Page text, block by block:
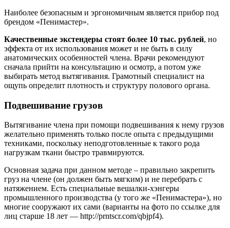
Наиболее безопасным и эргономичным является прибор под
брендом «Пенимастер».
Качественные экстендеры стоят более 10 тыс. рублей, но
эффекта от их использования может и не быть в силу
анатомических особенностей члена. Врачи рекомендуют
сначала прийти на консультацию и осмотр, а потом уже
выбирать метод вытягивания. Грамотный специалист на
ощупь определит плотность и структуру полового органа.
Подвешивание грузов
Вытягивание члена при помощи подвешивания к нему грузов
желательно применять только после опыта с предыдущими
техниками, поскольку неподготовленные к такого рода
нагрузкам ткани быстро травмируются.
Основная задача при данном методе – правильно закрепить
груз на члене (он должен быть мягким) и не перебрать с
натяжением. Есть специальные вешалки-хэнгеры
промышленного производства (у того же «Пенимастера»), но
многие сооружают их сами (варианты на фото по ссылке для
лиц старше 18 лет — http://prntscr.com/qbjpf4).